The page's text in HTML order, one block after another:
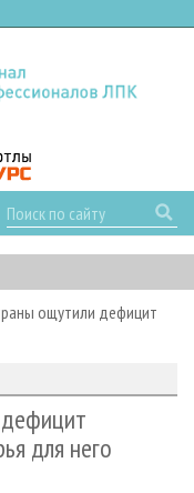
ощутили дефицит
для него